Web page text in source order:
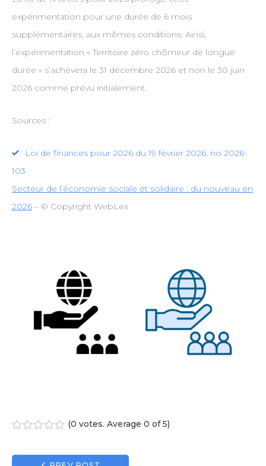
expérimentation pour une durée de 6 mois
supplémentaires, aux mêmes conditions. Ainsi,
l’expérimentation « Territoire zéro chômeur de longue
durée » s’achèvera le 31 décembre 2026 et non le 30 juin
2026 comme prévu initialement.
Sources :
Loi de finances pour 2026 du 19 février 2026, no 2026-
103
Secteur de l’économie sociale et solidaire : du nouveau en
2026– © Copyright WebLex
(0 votes. Average 0 of 5)
Navigation